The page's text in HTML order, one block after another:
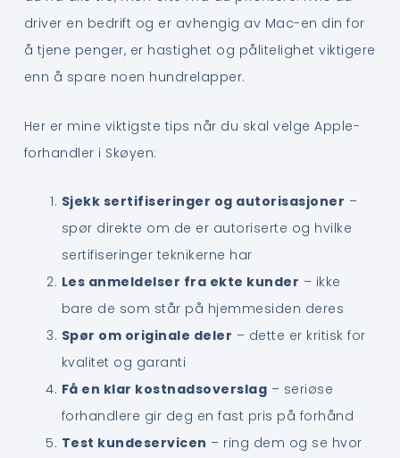
driver en bedrift og er avhengig av Mac-en din for
å tjene penger, er hastighet og pålitelighet viktigere
enn å spare noen hundrelapper.
Her er mine viktigste tips når du skal velge Apple-
forhandler i Skøyen:
Sjekk sertifiseringer og autorisasjoner –
spør direkte om de er autoriserte og hvilke
sertifiseringer teknikerne har
Les anmeldelser fra ekte kunder – ikke
bare de som står på hjemmesiden deres
Spør om originale deler – dette er kritisk for
kvalitet og garanti
Få en klar kostnadsoverslag – seriøse
forhandlere gir deg en fast pris på forhånd
Test kundeservicen – ring dem og se hvor